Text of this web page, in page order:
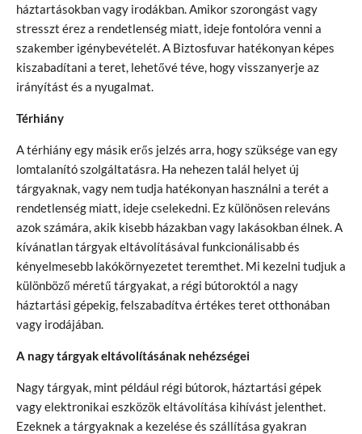
háztartásokban vagy irodákban. Amikor szorongást vagy
stresszt érez a rendetlenség miatt, ideje fontolóra venni a
szakember igénybevételét. A Biztosfuvar hatékonyan képes
kiszabadítani a teret, lehetővé téve, hogy visszanyerje az
irányítást és a nyugalmat.
Térhiány
A térhiány egy másik erős jelzés arra, hogy szüksége van egy
lomtalanító szolgáltatásra. Ha nehezen talál helyet új
tárgyaknak, vagy nem tudja hatékonyan használni a terét a
rendetlenség miatt, ideje cselekedni. Ez különösen releváns
azok számára, akik kisebb házakban vagy lakásokban élnek. A
kívánatlan tárgyak eltávolításával funkcionálisabb és
kényelmesebb lakókörnyezetet teremthet. Mi kezelni tudjuk a
különböző méretű tárgyakat, a régi bútoroktól a nagy
háztartási gépekig, felszabadítva értékes teret otthonában
vagy irodájában.
A nagy tárgyak eltávolításának nehézségei
Nagy tárgyak, mint például régi bútorok, háztartási gépek
vagy elektronikai eszközök eltávolítása kihívást jelenthet.
Ezeknek a tárgyaknak a kezelése és szállítása gyakran